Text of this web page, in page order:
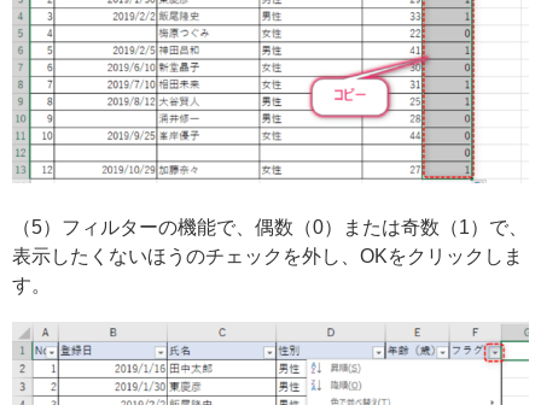
（5）フィルターの機能で、偶数（0）または奇数（1）で、
表示したくないほうのチェックを外し、OKをクリックしま
す。